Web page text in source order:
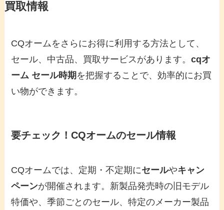
買取情報
CQオームをさらにお得に利用する方法として、
セール、中古品、買取サービスがあります。cqオ
ーム セール時期 を把握することで、効率的にお買
い物ができます。
要チェック！CQオームのセール情報
CQオームでは、定期・不定期にセールやキャン
ペーンが開催されます。新製品発売時の旧モデル
特価や、季節ごとのセール、特定のメーカー製品